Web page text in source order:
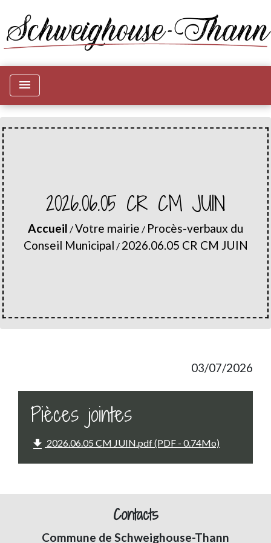
menu
2026.06.05 CR CM JUIN
Accueil /Votre mairie / Procès-verbaux du
Conseil Municipal / 2026.06.05 CR CM JUIN
03/07/2026
Pièces jointes
file_download 2026.06.05 CM JUIN.pdf (PDF - 0.74Mo)
Contacts
Commune de Schweighouse-Thann